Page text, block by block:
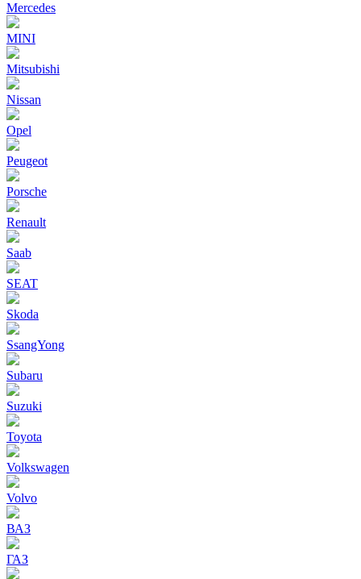
Mercedes
MINI
Mitsubishi
Nissan
Opel
Peugeot
Porsche
Renault
Saab
SEAT
Skoda
SsangYong
Subaru
Suzuki
Toyota
Volkswagen
Volvo
ВАЗ
ГАЗ